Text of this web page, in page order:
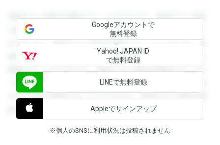
登録すると回答を閲覧することができます。登録すると回答
を閲覧することができます。登録すると回答を閲覧すること
ができます。登録すると回答を閲覧することができます。登
録すると回答を閲覧することができます。登録すると回答を
閲覧することができます。登録すると回答を閲覧することが
できます。登録すると回答を閲覧することができます。登録
すると回答を閲覧することができます。登録すると回答を閲
覧することができます。
Googleアカウントで
無料登録
Yahoo! JAPAN ID
で無料登録
LINEで無料登録
Appleでサインアップ
※個人のSNSに利用状況は投稿されません